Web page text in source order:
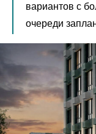
вариантов с
очереди